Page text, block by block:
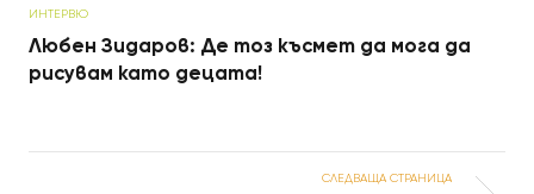
ИНТЕРВЮ
Любен Зидаров: Де тоз късмет да мога да
рисувам като децата!
СЛЕДВАЩА СТРАНИЦА